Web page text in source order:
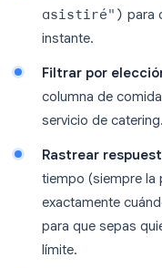
asistiré") para
instante.
Filtrar por
columna de
servicio de catering.
Rastrear
tiempo (siempre la
exactamente
para que sepas
límite.